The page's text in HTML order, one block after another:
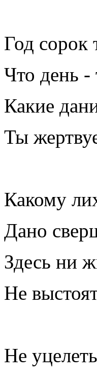
Год сорок
Что день -
Какие
Ты
Какому
Дано
Здесь ни
Не
Не